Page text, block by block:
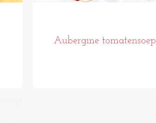
Aubergine tomatensoep